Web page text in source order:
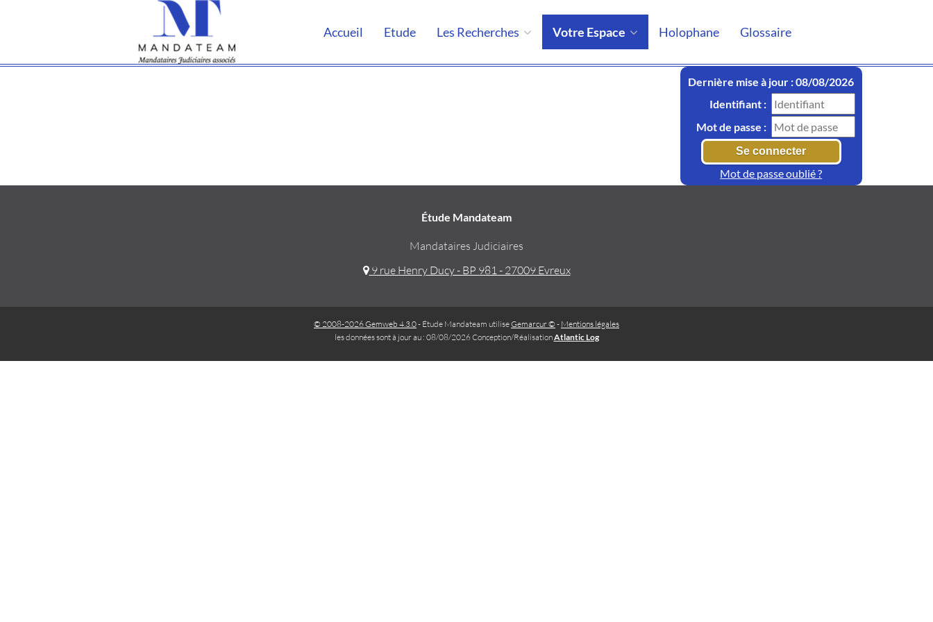
Accueil Etude Les Recherches Votre Espace Holophane Glossaire
Dernière mise à jour : 08/08/2026
Identifiant :
Mot de passe :
Mot de passe oublié ?
Étude Mandateam
Mandataires Judiciaires
9 rue Henry Ducy - BP 981 - 27009 Evreux
© 2008-2026 Gemweb 4.3.0- Étude Mandateam utiliseGemarcur © - Mentions légales
les données sont à jour au : 08/08/2026 Conception/RéalisationAtlantic Log